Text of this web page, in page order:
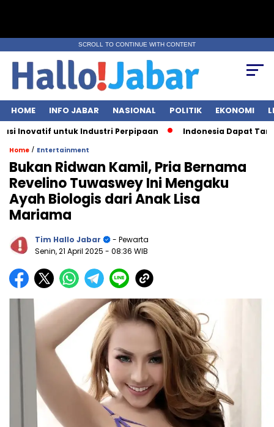
SCROLL TO CONTINUE WITH CONTENT
HOME INFO JABAR NASIONAL POLITIK EKONOMI
Inovatif untuk Industri Perpipaan Indonesia Dapat Tarif
Home / Entertainment
Bukan Ridwan Kamil, Pria Bernama
Revelino Tuwaswey Ini Mengaku
Ayah Biologis dari Anak Lisa
Mariama
Tim Hallo Jabar
- Pewarta
Senin, 21 April 2025 - 08:36 WIB